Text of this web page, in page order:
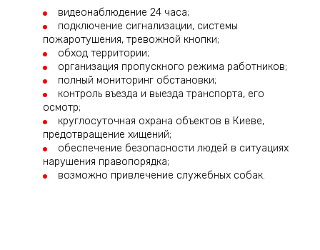
видеонаблюдение 24 часа;
подключение сигнализации, системы
пожаротушения, тревожной кнопки;
обход территории;
организация пропускного режима работников;
полный мониторинг обстановки;
контроль въезда и выезда транспорта, его
осмотр;
круглосуточная охрана объектов в Киеве,
предотвращение хищений;
обеспечение безопасности людей в ситуациях
нарушения правопорядка;
возможно привлечение служебных собак.